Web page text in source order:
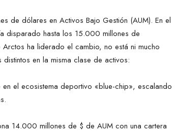
de dólares en Activos Bajo Gestión (AUM). En el
disparado hasta los 15.000 millones de
Arctos ha liderado el cambio, no está ni mucho
en la misma clase de activos:
en el ecosistema deportivo «blue-chip», escalando
14.000 millones de $ de AUM con una cartera